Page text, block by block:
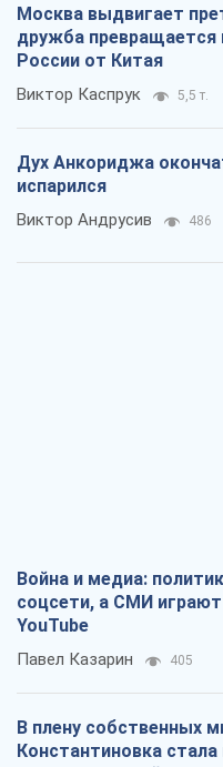
Москва выдвигает
дружба превращается
России от Китая
Виктор Каспрук 5,5 т.
Дух Анкориджа
испарился
Виктор Андрусив 486
Война и медиа:
соцсети, а СМИ
YouTube
Павел Казарин 405
В плену собственных
Константиновка стала